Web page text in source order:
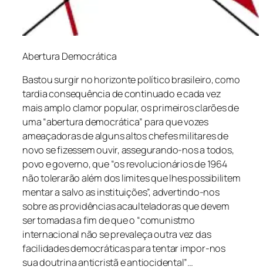
Abertura Democrática
Bastou surgir no horizonte político brasileiro, como
tardia consequência de continuado e cada vez
mais amplo clamor popular, os primeiros clarões de
uma “abertura democrática” para que vozes
ameaçadoras de alguns altos chefes militares de
novo se fizessem ouvir, assegurando-nos a todos,
povo e governo, que “os revolucionários de 1964
não tolerarão além dos limites que lhes possibilitem
mentar a salvo as instituições”, advertindo-nos
sobre as providências acaulteladoras que devem
ser tomadas a fim de que o “comunistmo
internacional não se prevaleça outra vez das
facilidades democráticas para tentar impor-nos
sua doutrina anticristã e antiocidental”…